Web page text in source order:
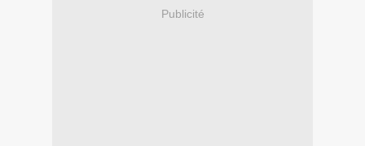
Publicité